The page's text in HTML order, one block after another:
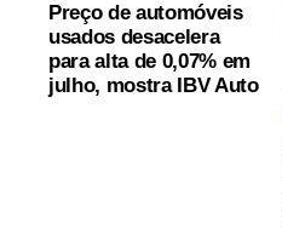
Preço de automóveis
usados desacelera
para alta de 0,07% em
julho, mostra IBV Auto